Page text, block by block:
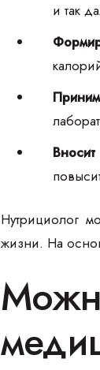
и так
Нутрициолог
жизни. На